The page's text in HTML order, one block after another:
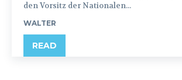
den Vorsitz der Nationalen...
WALTER
READ